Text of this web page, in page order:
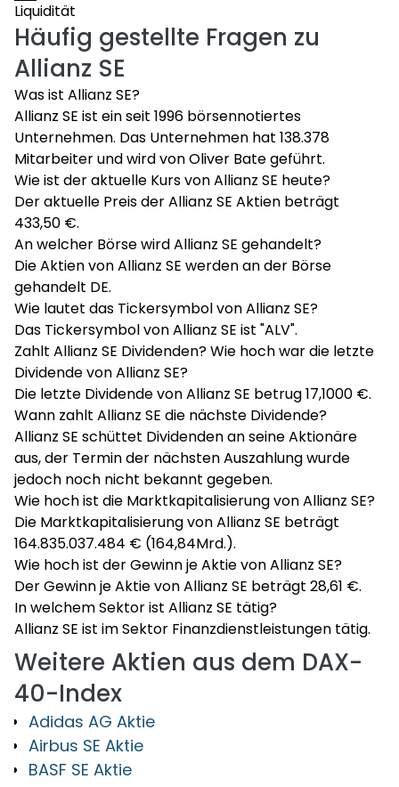
Liquidität
Häufig gestellte Fragen zu
Allianz SE
Was ist Allianz SE?
Allianz SE ist ein seit 1996 börsennotiertes
Unternehmen. Das Unternehmen hat 138.378
Mitarbeiter und wird von Oliver Bate geführt.
Wie ist der aktuelle Kurs von Allianz SE heute?
Der aktuelle Preis der Allianz SE Aktien beträgt
433,50 €.
An welcher Börse wird Allianz SE gehandelt?
Die Aktien von Allianz SE werden an der Börse
gehandelt DE.
Wie lautet das Tickersymbol von Allianz SE?
Das Tickersymbol von Allianz SE ist "ALV".
Zahlt Allianz SE Dividenden? Wie hoch war die letzte
Dividende von Allianz SE?
Die letzte Dividende von Allianz SE betrug 17,1000 €.
Wann zahlt Allianz SE die nächste Dividende?
Allianz SE schüttet Dividenden an seine Aktionäre
aus, der Termin der nächsten Auszahlung wurde
jedoch noch nicht bekannt gegeben.
Wie hoch ist die Marktkapitalisierung von Allianz SE?
Die Marktkapitalisierung von Allianz SE beträgt
164.835.037.484 € (164,84Mrd.).
Wie hoch ist der Gewinn je Aktie von Allianz SE?
Der Gewinn je Aktie von Allianz SE beträgt 28,61 €.
In welchem Sektor ist Allianz SE tätig?
Allianz SE ist im Sektor Finanzdienstleistungen tätig.
Weitere Aktien aus dem DAX-
40-Index
Adidas AG Aktie
Airbus SE Aktie
BASF SE Aktie